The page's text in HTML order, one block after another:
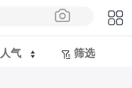
人气 筛选